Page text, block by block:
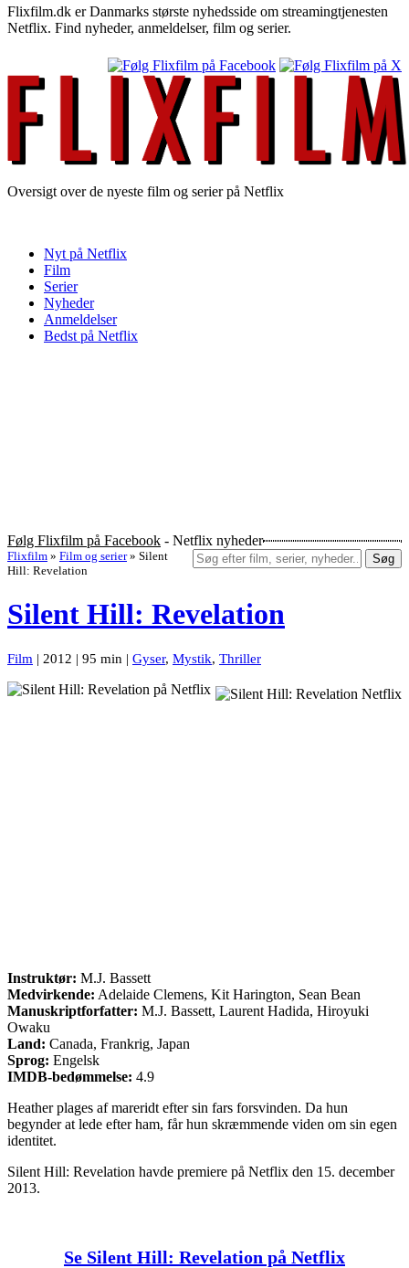
Flixfilm.dk er Danmarks største nyhedsside om streamingtjenesten
Netflix. Find nyheder, anmeldelser, film og serier.
Oversigt over de nyeste film og serier på Netflix
Nyt på Netflix
Film
Serier
Nyheder
Anmeldelser
Bedst på Netflix
Følg Flixfilm på Facebook - Netflix nyheder
Søg
Flixfilm » Film og serier » Silent
Hill: Revelation
Silent Hill: Revelation
Film | 2012 | 95 min | Gyser, Mystik, Thriller
Instruktør: M.J. Bassett
Medvirkende: Adelaide Clemens, Kit Harington, Sean Bean
Manuskriptforfatter: M.J. Bassett, Laurent Hadida, Hiroyuki
Owaku
Land: Canada, Frankrig, Japan
Sprog: Engelsk
IMDB-bedømmelse: 4.9
Heather plages af mareridt efter sin fars forsvinden. Da hun
begynder at lede efter ham, får hun skræmmende viden om sin egen
identitet.
Silent Hill: Revelation havde premiere på Netflix den 15. december
2013.
Se Silent Hill: Revelation på Netflix